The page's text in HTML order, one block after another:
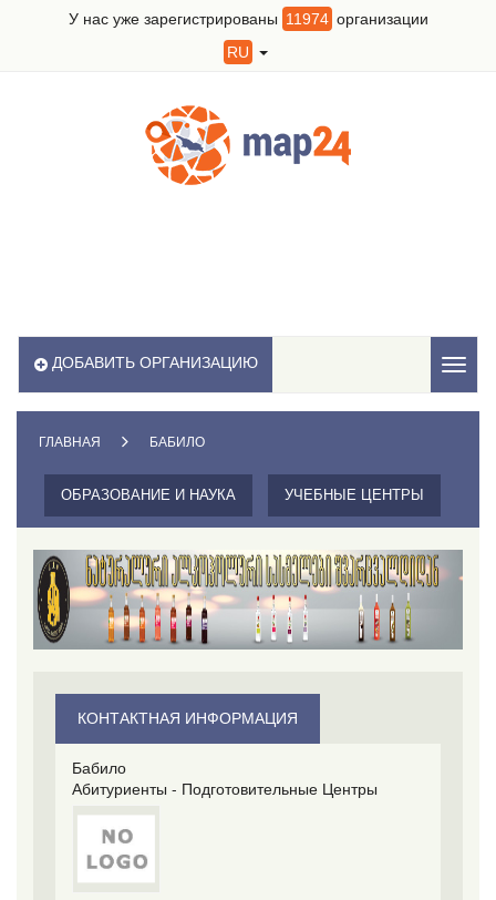
У нас уже зарегистрированы 11974 организации
RU
ДОБАВИТЬ ОРГАНИЗАЦИЮ
ГЛАВНАЯ БАБИЛО
ОБРАЗОВАНИЕ И НАУКА УЧЕБНЫЕ ЦЕНТРЫ
КОНТАКТНАЯ ИНФОРМАЦИЯ
Бабило
Абитуриенты - Подготовительные Центры